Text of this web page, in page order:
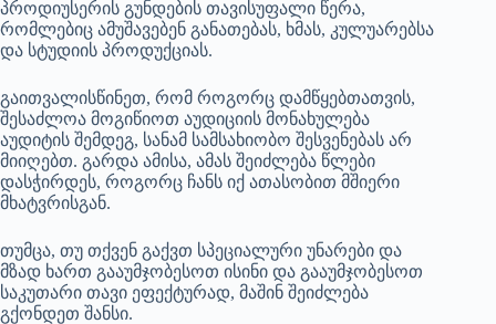
პროდიუსერის გუნდების თავისუფალი წერა,
რომლებიც ამუშავებენ განათებას, ხმას, კულუარებსა
და სტუდიის პროდუქციას.
გაითვალისწინეთ, რომ როგორც დამწყებთათვის,
შესაძლოა მოგიწიოთ აუდიციის მონახულება
აუდიტის შემდეგ, სანამ სამსახიობო შესვენებას არ
მიიღებთ. გარდა ამისა, ამას შეიძლება წლები
დასჭირდეს, როგორც ჩანს იქ ათასობით მშიერი
მხატვრისგან.
თუმცა, თუ თქვენ გაქვთ სპეციალური უნარები და
მზად ხართ გააუმჯობესოთ ისინი და გააუმჯობესოთ
საკუთარი თავი ეფექტურად, მაშინ შეიძლება
გქონდეთ შანსი.